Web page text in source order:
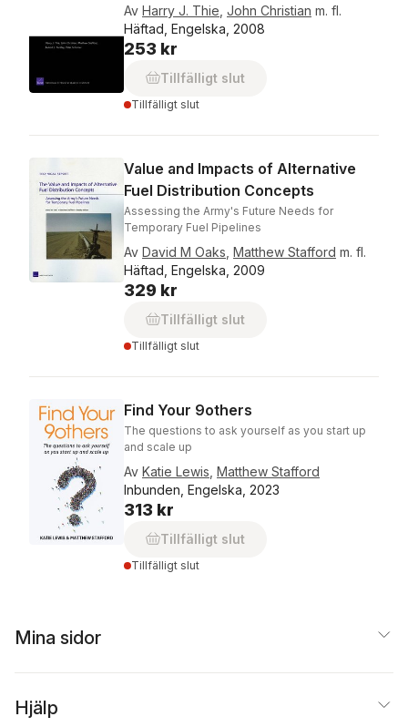
Av Harry J. Thie John Christian m. fl.
Häftad, Engelska, 2008
253 kr
Tillfälligt slut
Tillfälligt slut
Value and Impacts of Alternative
Fuel Distribution Concepts
Assessing the Army's Future Needs for
Temporary Fuel Pipelines
Av David M Oaks Matthew Stafford m. fl.
Häftad, Engelska, 2009
329 kr
Tillfälligt slut
Tillfälligt slut
Find Your 9others
The questions to ask yourself as you start up
and scale up
Av Katie Lewis Matthew Stafford
Inbunden, Engelska, 2023
313 kr
Tillfälligt slut
Tillfälligt slut
Mina sidor
Hjälp